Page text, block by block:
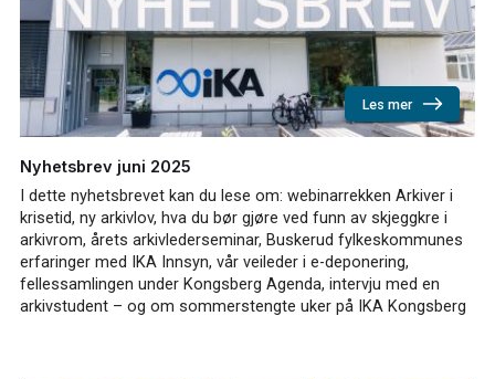
Les mer
Nyhetsbrev juni 2025
I dette nyhetsbrevet kan du lese om: webinarrekken Arkiver i
krisetid, ny arkivlov, hva du bør gjøre ved funn av skjeggkre i
arkivrom, årets arkivlederseminar, Buskerud fylkeskommunes
erfaringer med IKA Innsyn, vår veileder i e-deponering,
fellessamlingen under Kongsberg Agenda, intervju med en
arkivstudent – og om sommerstengte uker på IKA Kongsberg